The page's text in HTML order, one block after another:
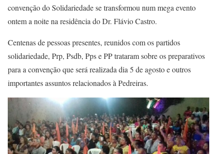
convenção do Solidariedade se transformou num mega evento
ontem a noite na residência do Dr. Flávio Castro.
Centenas de pessoas presentes, reunidos com os partidos
solidariedade, Prp, Psdb, Pps e PP trataram sobre os preparativos
para a convenção que será realizada dia 5 de agosto e outros
importantes assuntos relacionados à Pedreiras.